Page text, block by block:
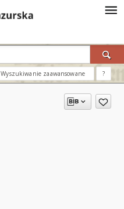
Wyszukiwanie zaawansowane ?